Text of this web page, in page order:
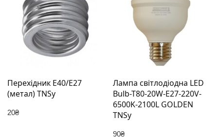
Перехідник E40/E27
(метал) TNSy
20₴
Лампа світлодіодна LED
Bulb-T80-20W-E27-220V-
6500K-2100L GOLDEN
TNSy
90₴